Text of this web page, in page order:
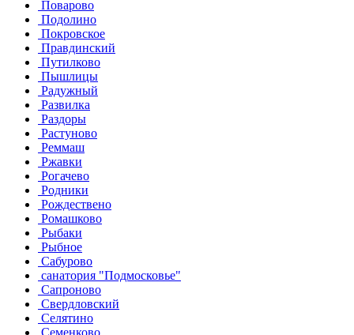
Поварово
Подолино
Покровское
Правдинский
Путилково
Пышлицы
Радужный
Развилка
Раздоры
Растуново
Реммаш
Ржавки
Рогачево
Родники
Рождествено
Ромашково
Рыбаки
Рыбное
Сабурово
санатория "Подмосковье"
Сапроново
Свердловский
Селятино
Семенково